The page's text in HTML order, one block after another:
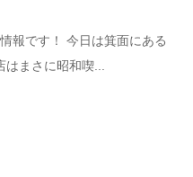
報です！ 今日は箕面にある
はまさに昭和喫...